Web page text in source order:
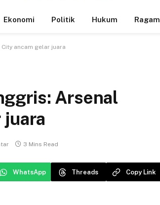
Ekonomi Politik Hukum Ragam
ancam gelar juara
Arsenal
juara
3 Mins Read
WhatsApp Threads Copy Link